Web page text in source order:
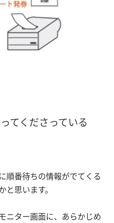
てくださっている
順番待ちの情報がでてくる
思います。
ニター画面に、あらかじめ